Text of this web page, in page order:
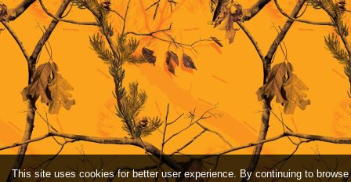
This site uses cookies for better user experience. By continuing to